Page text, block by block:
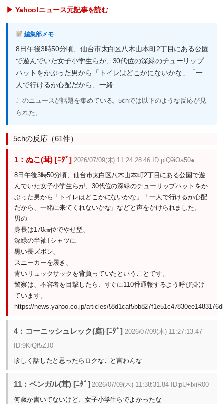
▶ Yahoo!ニュース元記事を読む
編集部メモ
8日午後3時50分頃、仙台市太白区八木山本町2丁目にある公園
で遊んでいた女子小学生らが、30代位の深緑のチューリップ
ハットをかぶった男から「トイレはどこかにないかな」「一
人で行けるか心配だから、一緒
このニュースが話題を集めている。5chでは以下のような反応が見
られた。
5chの反応（61件）
1：ぬこ(茸) [ﾆﾀﾞ] 2026/07/09(木) 11:24:28.46 ID:piQ9iOa50●
8日午後3時50分頃、仙台市太白区八木山本町2丁目にある公園で遊
んでいた女子小学生らが、30代位の深緑のチューリップハットをか
ぶった男から「トイレはどこかにないかな」「一人で行けるか心配
だから、一緒に来てくれないかな」などと声をかけられました。
男の
身長は170㎝位でやせ型、
深緑の半袖Tシャツに
黒い長ズボン、
スニーカーを履き、
青いリュックサックを背負っていたということです。
警察は、不審者を目撃したら、すぐに110番通報するよう呼び掛け
ています。
https://news.yahoo.co.jp/articles/
4：コーニッシュレック(庭) [ﾆﾀﾞ] 2026/07/09(木) 11:27:13.47
ID:9KrQf5ZJ0
珍しく話したと思ったらロクなこと言わんな
11：ベンガル(茸) [ﾆﾀﾞ] 2026/07/09(木) 11:38:31.84 ID:pU+lxiR00
何歳か書いてないけど、女子小学生らでよかったな